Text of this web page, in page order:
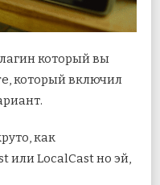
который вы
который включил
как
или LocalCast но эй,